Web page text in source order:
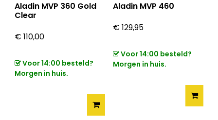
Aladin MVP 360 Gold
Clear
€ 110,00
Voor 14:00 besteld?
Morgen in huis.
Aladin MVP 460
€ 129,95
Voor 14:00 besteld?
Morgen in huis.